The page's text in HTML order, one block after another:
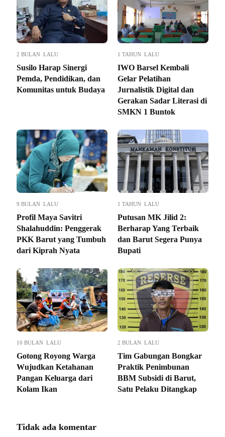
2 BULAN LALU
Susilo Harap Sinergi
Pemda, Pendidikan, dan
Komunitas untuk Budaya
1 TAHUN LALU
IWO Barsel Kembali
Gelar Pelatihan
Jurnalistik Digital dan
Gerakan Sadar Literasi di
SMKN 1 Buntok
9 BULAN LALU
Profil Maya Savitri
Shalahuddin: Penggerak
PKK Barut yang Tumbuh
dari Kiprah Nyata
1 TAHUN LALU
Putusan MK Jilid 2:
Berharap Yang Terbaik
dan Barut Segera Punya
Bupati
10 BULAN LALU
Gotong Royong Warga
Wujudkan Ketahanan
Pangan Keluarga dari
Kolam Ikan
2 BULAN LALU
Tim Gabungan Bongkar
Praktik Penimbunan
BBM Subsidi di Barut,
Satu Pelaku Ditangkap
Tidak ada komentar